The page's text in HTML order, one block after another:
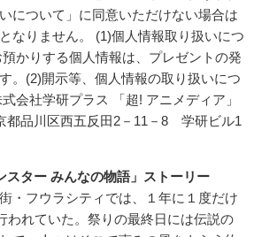
について」に同意いただけない場合は
なりません。 (1)個人情報取り扱いにつ
かりする個人情報は、プレゼントの発
。(2)開示等、個人情報の取り扱いにつ
会社学研プラス 「超! アニメディア」
都品川区西五反田2－11－8 学研ビル1
スター みんなの物語」ストーリー
・フウラシティでは、１年に１度だけ
われていた。祭りの最終日には伝説の